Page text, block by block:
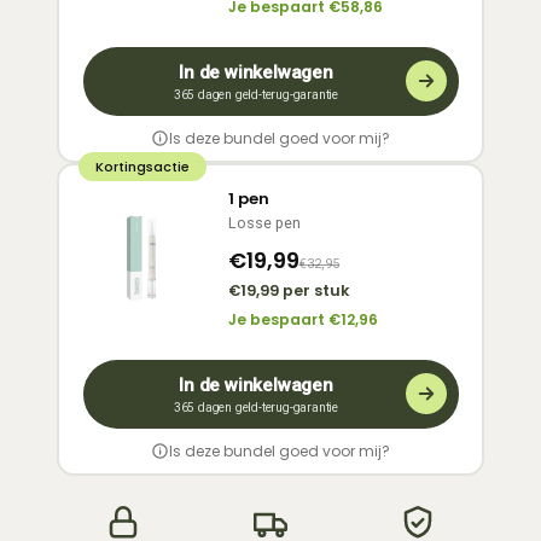
Lees hier wat er gebeurt als je je behandeling
onderbreekt.
Je bespaart €58,86
In de winkelwagen
365 dagen geld-terug-garantie
Is deze bundel goed voor mij?
geïnfecteerde nagel. De bundel van 3
Nagelverzorgingspennen is ideaal als je je kalknagel
ongeveer zes maanden hebt, of als je er meerdere
hebt. Aan meer kopen zit geen risico: ook hier geldt je
geld-terug-garantie.
onderbreekt.
Kortingsactie
1 pen
Losse pen
€19,99€32,95
€19,99 per stuk
Je bespaart €12,96
In de winkelwagen
365 dagen geld-terug-garantie
Is deze bundel goed voor mij?
geïnfecteerde nagel. Eén stuk is bedoeld voor een